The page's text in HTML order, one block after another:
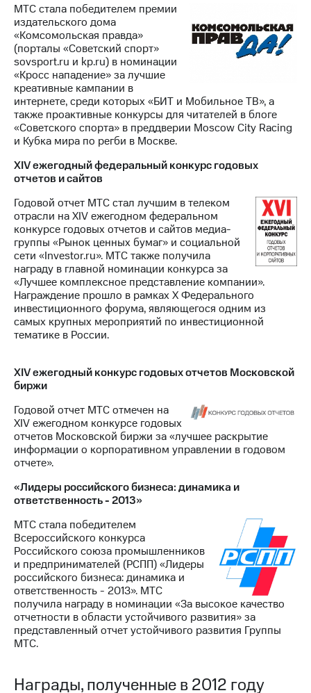
МТС стала победителем премии
издательского дома
«Комсомольская правда»
(порталы «Советский спорт»
sovsport.ru и kp.ru) в номинации
«Кросс нападение» за лучшие
креативные кампании в
интернете, среди которых «БИТ и Мобильное ТВ», а
также проактивные конкурсы для читателей в блоге
«Советского спорта» в преддверии Moscow City Racing
и Кубка мира по регби в Москве.
XIV ежегодный федеральный конкурс годовых
отчетов и сайтов
Годовой отчет МТС стал лучшим в телеком
отрасли на XIV ежегодном федеральном
конкурсе годовых отчетов и сайтов медиа-
группы «Рынок ценных бумаг» и социальной
сети «Investor.ru». МТС также получила
награду в главной номинации конкурса за
«Лучшее комплексное представление компании».
Награждение прошло в рамках Х Федерального
инвестиционного форума, являющегося одним из
самых крупных мероприятий по инвестиционной
тематике в России.
XIV ежегодный конкурс годовых отчетов Московской
биржи
Годовой отчет МТС отмечен на
XIV ежегодном конкурсе годовых
отчетов Московской биржи за «лучшее раскрытие
информации о корпоративном управлении в годовом
отчете».
«Лидеры российского бизнеса: динамика и
ответственность - 2013»
МТС стала победителем
Всероссийского конкурса
Российского союза промышленников
и предпринимателей (РСПП) «Лидеры
российского бизнеса: динамика и
ответственность - 2013». МТС
получила награду в номинации «За высокое качество
отчетности в области устойчивого развития» за
представленный отчет устойчивого развития Группы
МТС.
Награды, полученные в 2012 году